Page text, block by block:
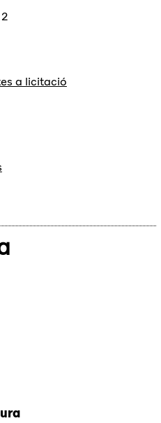
a licitació